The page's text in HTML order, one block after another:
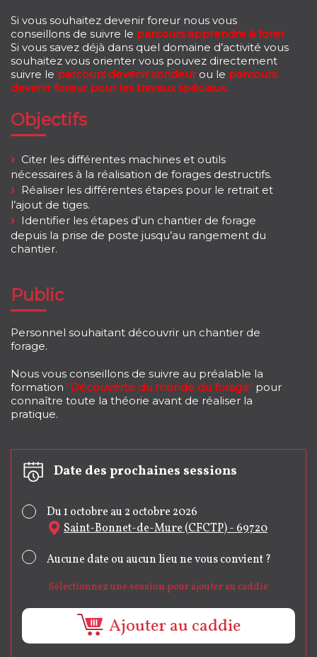
Si vous souhaitez devenir foreur nous vous
conseillons de suivre le parcours apprendre à forer.
Si vous savez déjà dans quel domaine d’activité vous
souhaitez vous orienter vous pouvez directement
suivre le parcours devenir sondeurou le parcours
devenir foreur pour les travaux spéciaux.
Objectifs
Citer les différentes machines et outils
nécessaires à la réalisation de forages destructifs.
Réaliser les différentes étapes pour le retrait et
l’ajout de tiges.
Identifier les étapes d’un chantier de forage
depuis la prise de poste jusqu’au rangement du
chantier.
Public
Personnel souhaitant découvrir un chantier de
forage.
Nous vous conseillons de suivre au préalable la
formation “Découverte du monde du forage“ pour
connaître toute la théorie avant de réaliser la
pratique.
Date des prochaines sessions
Du 1 octobre au 2 octobre 2026
Saint-Bonnet-de-Mure (CFCTP) - 69720
Aucune date ou aucun lieu ne vous convient ?
Sélectionnez une session pour ajouter au caddie
Ajouter au caddie